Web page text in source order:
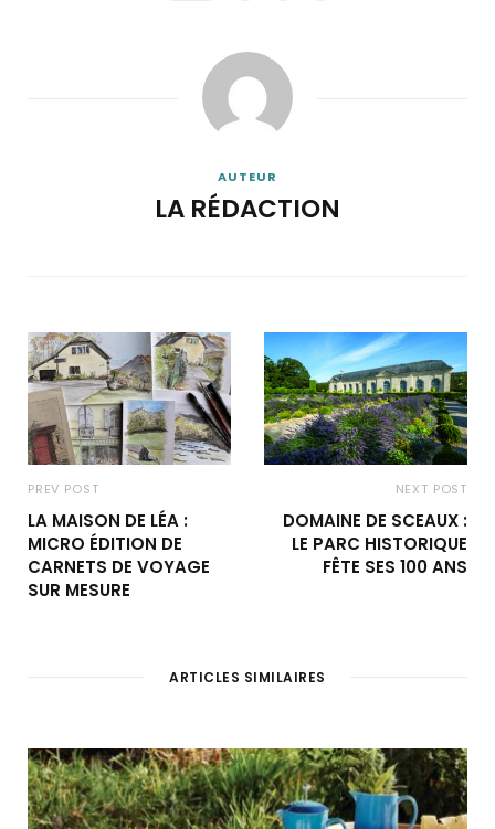
AUTEUR
LA RÉDACTION
PREV POST
LA MAISON DE LÉA :
MICRO ÉDITION DE
CARNETS DE VOYAGE
SUR MESURE
NEXT POST
DOMAINE DE SCEAUX :
LE PARC HISTORIQUE
FÊTE SES 100 ANS
ARTICLES SIMILAIRES